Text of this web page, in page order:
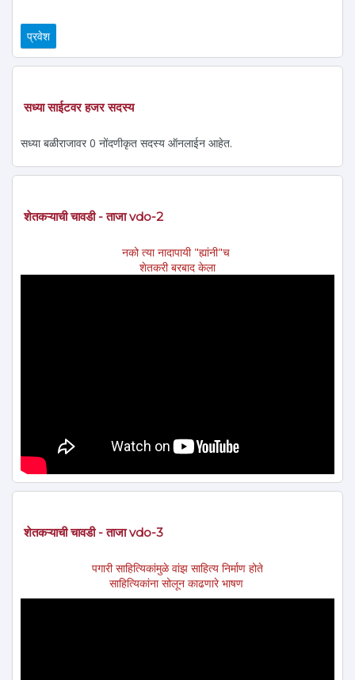
सध्या साईटवर हजर सदस्य
सध्या बळीराजावर 0 नोंदणीकृत सदस्य ऑनलाईन आहेत.
शेतकऱ्याची चावडी - ताजा vdo-2
नको त्या नादापायी "ह्यांनी"च
शेतकरी बरबाद केला
शेतकऱ्याची चावडी - ताजा vdo-3
पगारी साहित्यिकांमुळे वांझ साहित्य निर्माण होते
साहित्यिकांना सोलून काढणारे भाषण